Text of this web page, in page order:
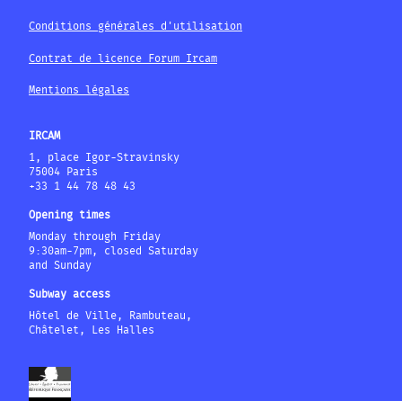
Conditions générales d'utilisation
Contrat de licence Forum Ircam
Mentions légales
IRCAM
1, place Igor-Stravinsky
75004 Paris
+33 1 44 78 48 43
Opening times
Monday through Friday
9:30am-7pm, closed Saturday
and Sunday
Subway access
Hôtel de Ville, Rambuteau,
Châtelet, Les Halles